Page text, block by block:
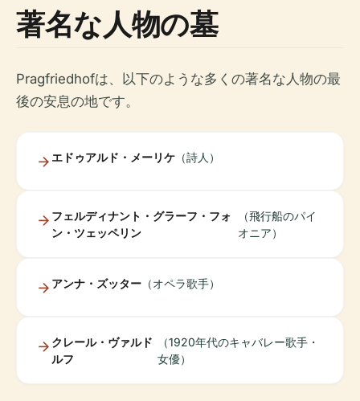
著名な人物の墓
Pragfriedhofは、以下のような多くの著名な人物の最
後の安息の地です。
エドゥアルド・メーリケ （詩人）
フェルディナント・グラーフ・フォ
ン・ツェッペリン
（飛行船のパイ
オニア）
アンナ・ズッター （オペラ歌手）
クレール・ヴァルド
ルフ
（1920年代のキャバレー歌手・
女優）